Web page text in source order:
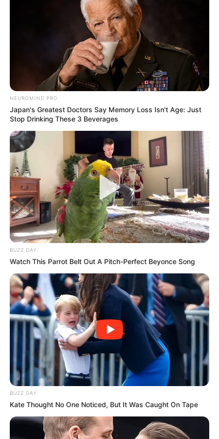
esperar nada a cambio. Su historia es la de un
hombre común con un corazón extraordinario,
que supo vivir con entrega y partir con
NEUROMIND PRO
Japan's Greatest Doctors Say Memory Loss Isn't Age: Just
Stop Drinking These 3 Beverages
BUZZ DAY
Watch This Parrot Belt Out A Pitch-Perfect Beyonce Song
BUZZ DAY
Kate Thought No One Noticed, But It Was Caught On Tape